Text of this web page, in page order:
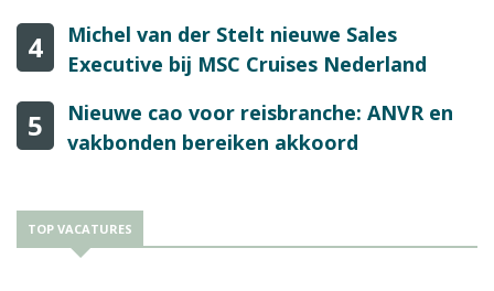
4
Michel van der Stelt nieuwe Sales
Executive bij MSC Cruises Nederland
5
Nieuwe cao voor reisbranche: ANVR en
vakbonden bereiken akkoord
TOP VACATURES